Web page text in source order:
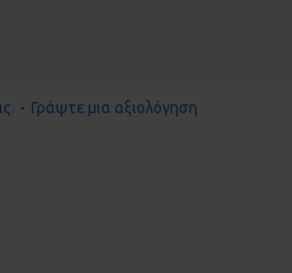
- Γράψτε μια αξιολόγηση